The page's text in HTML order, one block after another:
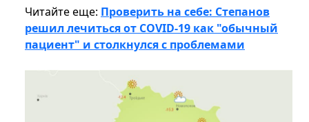
Читайте еще: Проверить на себе: Степанов
решил лечиться от COVID-19 как "обычный
пациент" и столкнулся с проблемами